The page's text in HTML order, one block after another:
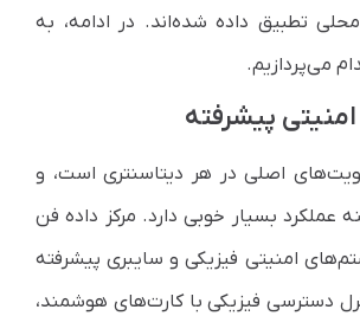
محلی تطبیق داده شده‌اند. در ادامه، به
می‌پردازیم.
پیشرفته
اصلی در هر دیتاسنتری است، و
عملکرد بسیار خوبی دارد. مرکز داده فن
امنیتی فیزیکی و سایبری پیشرفته
دسترسی فیزیکی با کارت‌های هوشمند،